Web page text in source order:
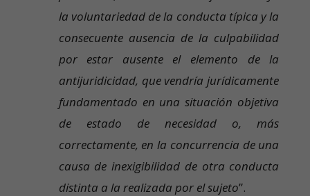
la voluntariedad de la conducta típica y la
consecuente ausencia de la culpabilidad
por estar ausente el elemento de la
antijuridicidad, que vendría jurídicamente
fundamentado en una situación objetiva
de estado de necesidad o, más
correctamente, en la concurrencia de una
causa de inexigibilidad de otra conducta
distinta a la realizada por el sujeto”.